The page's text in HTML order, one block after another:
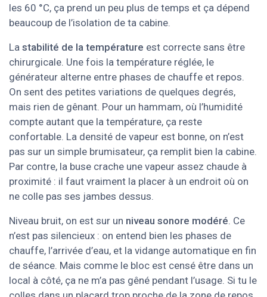
les 60 °C, ça prend un peu plus de temps et ça dépend
beaucoup de l’isolation de ta cabine.
La stabilité de la température est correcte sans être
chirurgicale. Une fois la température réglée, le
générateur alterne entre phases de chauffe et repos.
On sent des petites variations de quelques degrés,
mais rien de gênant. Pour un hammam, où l’humidité
compte autant que la température, ça reste
confortable. La densité de vapeur est bonne, on n’est
pas sur un simple brumisateur, ça remplit bien la cabine.
Par contre, la buse crache une vapeur assez chaude à
proximité : il faut vraiment la placer à un endroit où on
ne colle pas ses jambes dessus.
Niveau bruit, on est sur un niveau sonore modéré. Ce
n’est pas silencieux : on entend bien les phases de
chauffe, l’arrivée d’eau, et la vidange automatique en fin
de séance. Mais comme le bloc est censé être dans un
local à côté, ça ne m’a pas gêné pendant l’usage. Si tu le